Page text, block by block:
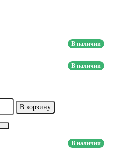
В наличии
В наличии
В корзину
В наличии